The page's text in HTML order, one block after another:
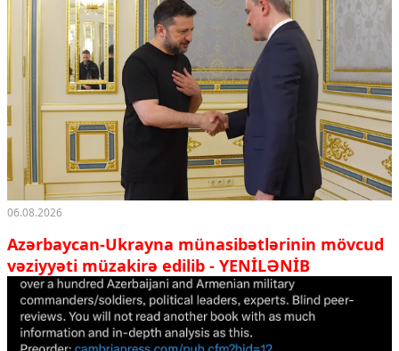
06.08.2026
Azərbaycan-Ukrayna münasibətlərinin mövcud
vəziyyəti müzakirə edilib - YENİLƏNİB